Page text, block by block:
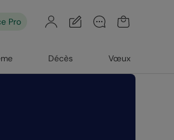
Pro
Décès Vœux